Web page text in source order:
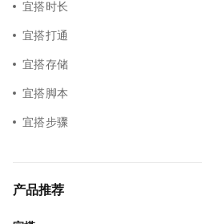
宜搭时长
宜搭打通
宜搭存储
宜搭脚本
宜搭步骤
产品推荐